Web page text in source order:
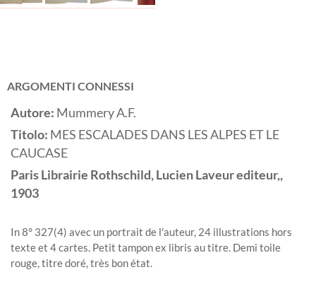
ARGOMENTI CONNESSI
Autore: Mummery A.F.
Titolo: MES ESCALADES DANS LES ALPES ET LE
CAUCASE
ParisLibrairie Rothschild, Lucien Laveur editeur,,
1903
In 8° 327(4) avec un portrait de l'auteur, 24 illustrations hors
texte et 4 cartes. Petit tampon ex libris au titre. Demi toile
rouge, titre doré, très bon état.